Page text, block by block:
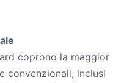
coprono la maggior
convenzionali, inclusi